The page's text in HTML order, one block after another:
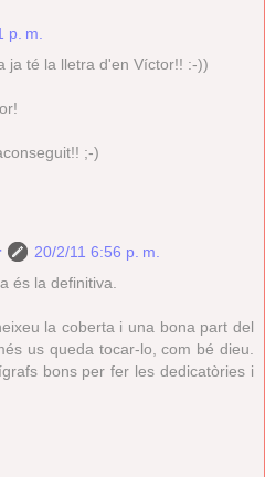
p. m.
ja té la lletra d'en Víctor!! :-))
;-)
20/2/11 6:56 p. m.
és la definitiva.
la coberta i una bona part del
us queda tocar-lo, com bé dieu.
bons per fer les dedicatòries i